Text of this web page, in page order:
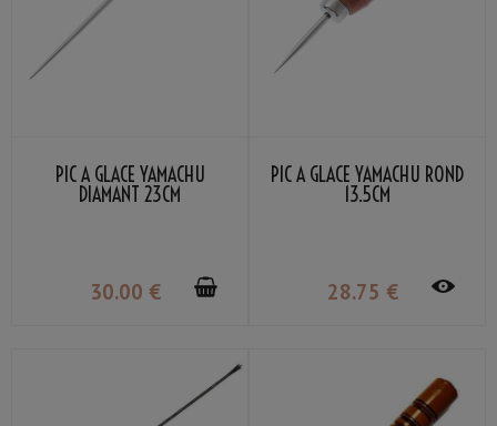
PIC À GLACE YAMACHU
DIAMANT 23CM
30.00 €
PIC À GLACE YAMACHU ROND
13.5CM
28.75 €